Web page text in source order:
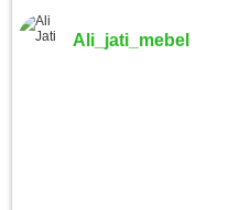
Ali_jati_mebel